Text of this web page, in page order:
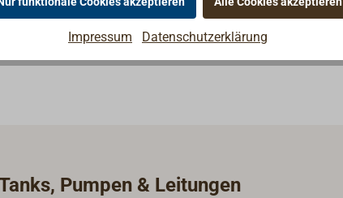
Pumpen & Leitungen
Impressum Datenschutzerklärung